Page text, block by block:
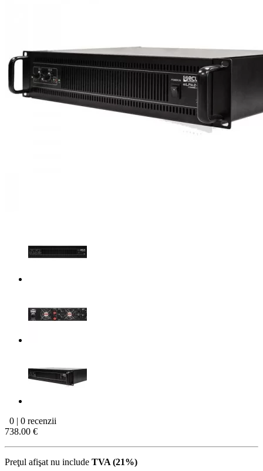
0 | 0 recenzii
738.00 €
Preţul afişat nu include TVA (21%)